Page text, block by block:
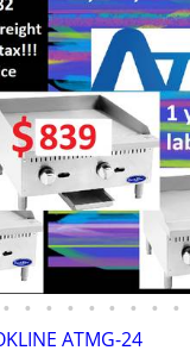
• • • • • • • • •
ATMG-24